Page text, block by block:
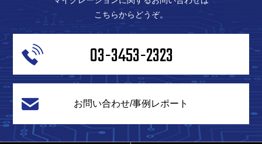
こちらからどうぞ。
03-3453-2323
お問い合わせ/事例レポート